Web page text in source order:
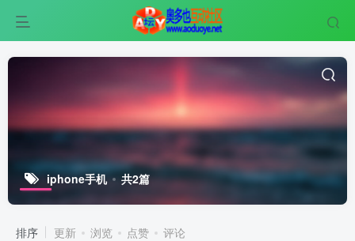
iphone手机 共2篇
排序 更新 浏览 点赞 评论